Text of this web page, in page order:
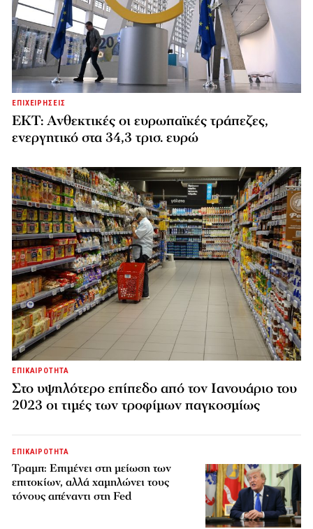
ΕΠΙΧΕΙΡΗΣΕΙΣ
ΕΚΤ: Ανθεκτικές οι ευρωπαϊκές τράπεζες,
ενεργητικό στα 34,3 τρισ. ευρώ
ΕΠΙΚΑΙΡΟΤΗΤΑ
Στο υψηλότερο επίπεδο από τον Ιανουάριο του
2023 οι τιμές των τροφίμων παγκοσμίως
ΕΠΙΚΑΙΡΟΤΗΤΑ
Τραμπ: Επιμένει στη μείωση των
επιτοκίων, αλλά χαμηλώνει τους
τόνους απέναντι στη Fed